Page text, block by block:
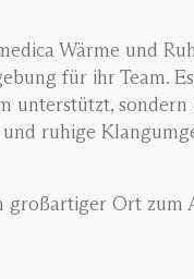
Wärme und
für ihr Team.
unterstützt, sondern
ruhige
großartiger Ort zum